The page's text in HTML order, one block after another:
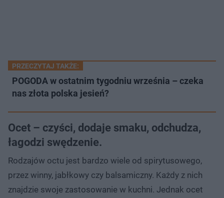
PRZECZYTAJ TAKŻE:
POGODA w ostatnim tygodniu września – czeka
nas złota polska jesień?
Ocet – czyści, dodaje smaku, odchudza,
łagodzi swędzenie.
Rodzajów octu jest bardzo wiele od spirytusowego,
przez winny, jabłkowy czy balsamiczny. Każdy z nich
znajdzie swoje zastosowanie w kuchni. Jednak ocet